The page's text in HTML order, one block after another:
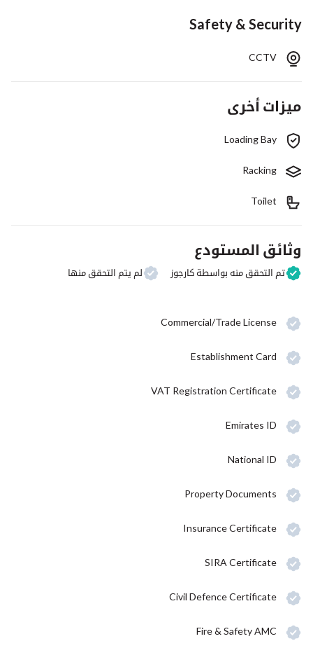
Safety & Security
CCTV
ميزات أخرى
Loading Bay
Racking
Toilet
وثائق المستودع
تم التحقق منه بواسطة كارجوز لم يتم التحقق منها
Commercial/Trade License
Establishment Card
VAT Registration Certificate
Emirates ID
National ID
Property Documents
Insurance Certificate
SIRA Certificate
Civil Defence Certificate
Fire & Safety AMC